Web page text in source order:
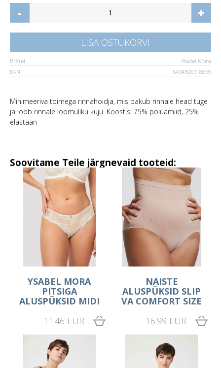
- +
LISA OSTUKORVI
Bränd
Ysabel Mora
EAN
8434506318659
Minimeeriva toimega rinnahoidja, mis pakub rinnale head tuge
ja loob rinnale loomuliku kuju. Koostis: 75% polüamiid, 25%
elastaan
Soovitame Teile järgnevaid tooteid:
YSABEL MORA
PITSIGA
ALUSPÜKSID MIDI
11.46 EUR
NAISTE
ALUSPÜKSID SLIP
VA COMFORT SIZE
16.99 EUR